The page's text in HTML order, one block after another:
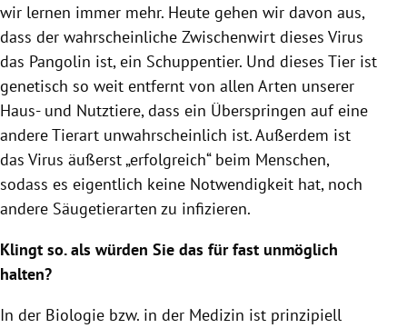
wir lernen immer mehr. Heute gehen wir davon aus,
dass der wahrscheinliche Zwischenwirt dieses Virus
das Pangolin ist, ein Schuppentier. Und dieses Tier ist
genetisch so weit entfernt von allen Arten unserer
Haus- und Nutztiere, dass ein Überspringen auf eine
andere Tierart unwahrscheinlich ist. Außerdem ist
das Virus äußerst „erfolgreich“ beim Menschen,
sodass es eigentlich keine Notwendigkeit hat, noch
andere Säugetierarten zu infizieren.
Klingt so. als würden Sie das für fast unmöglich
halten?
In der Biologie bzw. in der Medizin ist prinzipiell